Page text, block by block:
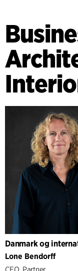
Danmark og
Lone Bendorff
CEO, Partner